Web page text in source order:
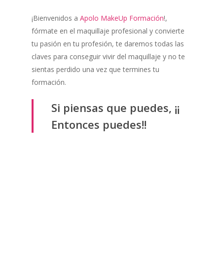
¡Bienvenidos a Apolo MakeUp Formación!,
fórmate en el maquillaje profesional y convierte
tu pasión en tu profesión, te daremos todas las
claves para conseguir vivir del maquillaje y no te
sientas perdido una vez que termines tu
formación.
Si piensas que puedes, ¡¡
Entonces puedes!!